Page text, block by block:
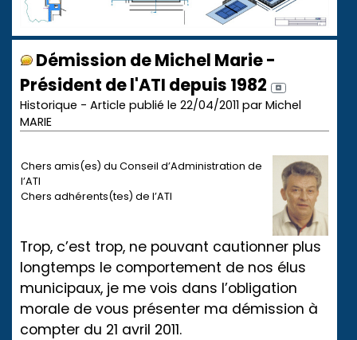
Démission de Michel Marie -
Président de l'ATI depuis 1982
Historique - Article publié le 22/04/2011 par Michel
MARIE
Chers amis(es) du Conseil d’Administration de
l’ATI
Chers adhérents(tes) de l’ATI
Trop, c’est trop, ne pouvant cautionner plus
longtemps le comportement de nos élus
municipaux, je me vois dans l’obligation
morale de vous présenter ma démission à
compter du 21 avril 2011.